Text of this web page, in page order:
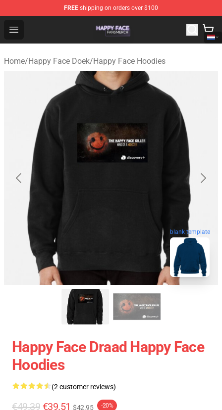
FREE shipping on orders over $100
Open menu
Happy Face Shop - Official Happy Face Merchandise
Home/Happy Face Doek/Happy Face Hoodies
blank template
Happy Face Draad Happy Face
Hoodies
(2 customer reviews)
€49.39 €39.51 $42.95 -20%